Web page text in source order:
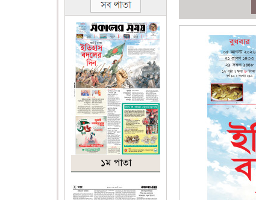
১ম পাতা